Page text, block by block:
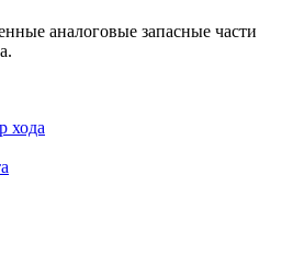
аналоговые запасные части
хода